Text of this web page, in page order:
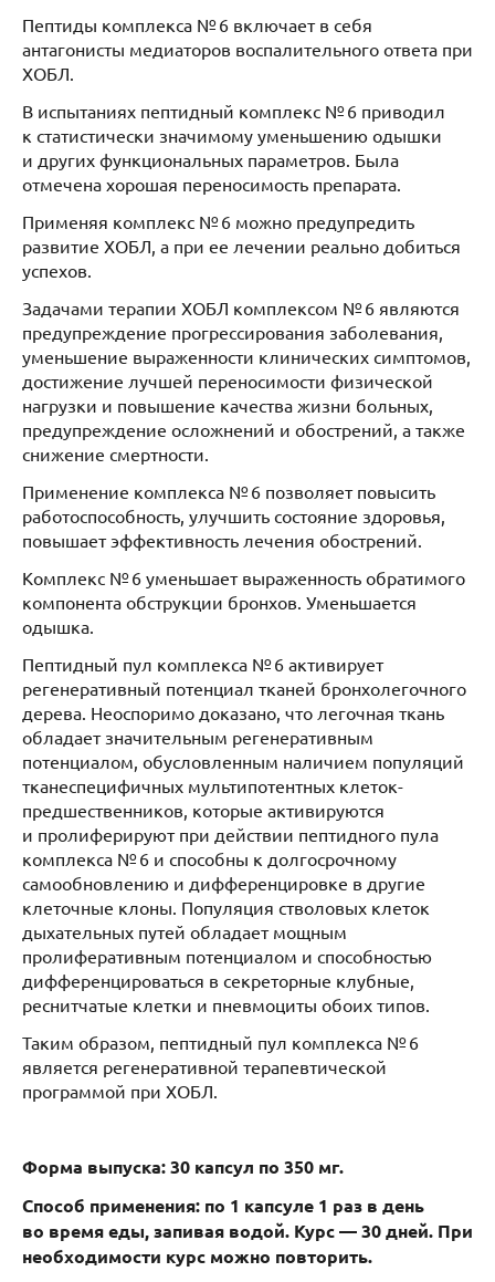
Пептиды комплекса № 6 включает в себя
антагонисты медиаторов воспалительного ответа при
ХОБЛ.
В испытаниях пептидный комплекс № 6 приводил
к статистически значимому уменьшению одышки
и других функциональных параметров. Была
отмечена хорошая переносимость препарата.
Применяя комплекс № 6 можно предупредить
развитие ХОБЛ, а при ее лечении реально добиться
успехов.
Задачами терапии ХОБЛ комплексом № 6 являются
предупреждение прогрессирования заболевания,
уменьшение выраженности клинических симптомов,
достижение лучшей переносимости физической
нагрузки и повышение качества жизни больных,
предупреждение осложнений и обострений, а также
снижение смертности.
Применение комплекса № 6 позволяет повысить
работоспособность, улучшить состояние здоровья,
повышает эффективность лечения обострений.
Комплекс № 6 уменьшает выраженность обратимого
компонента обструкции бронхов. Уменьшается
одышка.
Пептидный пул комплекса № 6 активирует
регенеративный потенциал тканей бронхолегочного
дерева. Неоспоримо доказано, что легочная ткань
обладает значительным регенеративным
потенциалом, обусловленным наличием популяций
тканеспецифичных мультипотентных клеток-
предшественников, которые активируются
и пролиферируют при действии пептидного пула
комплекса № 6 и способны к долгосрочному
самообновлению и дифференцировке в другие
клеточные клоны. Популяция стволовых клеток
дыхательных путей обладает мощным
пролиферативным потенциалом и способностью
дифференцироваться в секреторные клубные,
реснитчатые клетки и пневмоциты обоих типов.
Таким образом, пептидный пул комплекса № 6
является регенеративной терапевтической
программой при ХОБЛ.
Форма выпуска: 30 капсул по 350 мг.
Способ применения: по 1 капсуле 1 раз в день
во время еды, запивая водой. Курс — 30 дней. При
необходимости курс можно повторить.